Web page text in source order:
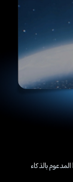
السحر الأسرع: نظام كاميرا HONOR Falcon المدعوم بالذكاء